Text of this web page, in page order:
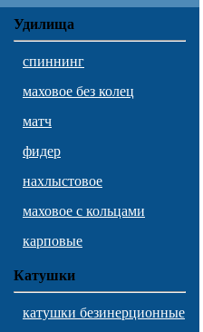
Удилища
спиннинг
маховое без колец
матч
фидер
нахлыстовое
маховое с кольцами
карповые
Катушки
катушки безинерционные